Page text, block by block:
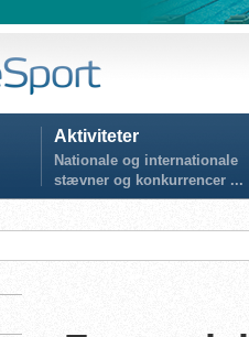
Aktiviteter
Nationale og internationale
stævner og konkurrencer ...